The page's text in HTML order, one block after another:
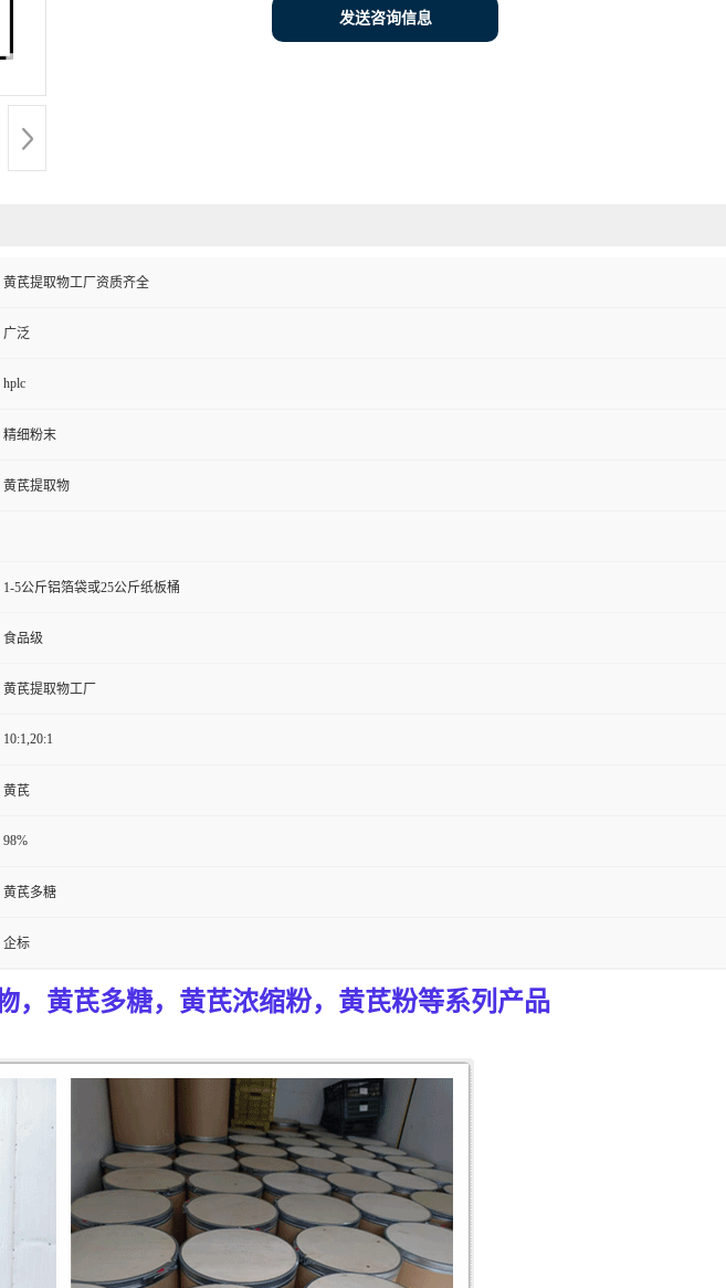
发送咨询信息
黄芪提取物工厂资质齐全
广泛
hplc
精细粉末
黄芪提取物
1-5公斤铝箔袋或25公斤纸板桶
食品级
黄芪提取物工厂
10:1,20:1
黄芪
98%
黄芪多糖
企标
，黄芪多糖，黄芪浓缩粉，黄芪粉等系列产品